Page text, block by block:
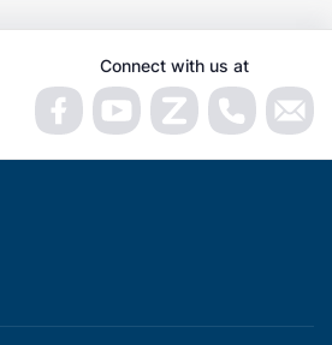
Connect with us at